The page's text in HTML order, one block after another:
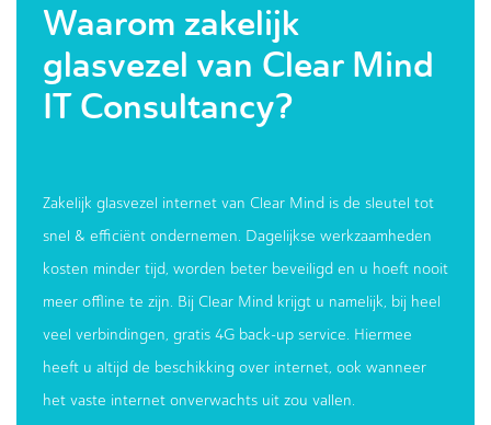
Waarom zakelijk
glasvezel van Clear Mind
IT Consultancy?
Zakelijk glasvezel internet van Clear Mind is de sleutel tot
snel & efficiënt ondernemen. Dagelijkse werkzaamheden
kosten minder tijd, worden beter beveiligd en u hoeft nooit
meer offline te zijn. Bij Clear Mind krijgt u namelijk, bij heel
veel verbindingen, gratis 4G back-up service. Hiermee
heeft u altijd de beschikking over internet, ook wanneer
het vaste internet onverwachts uit zou vallen.